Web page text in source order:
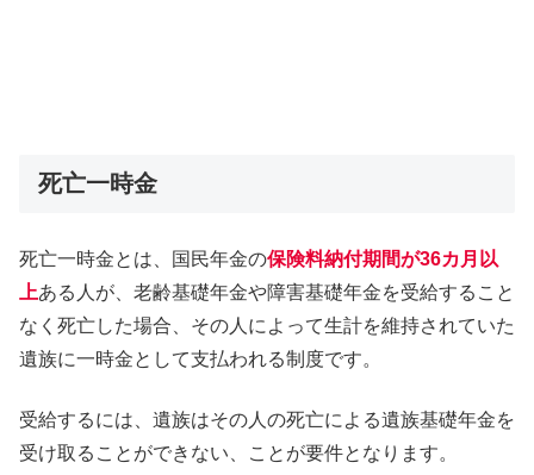
死亡一時金
死亡一時金とは、国民年金の保険料納付期間が36カ月以
上ある人が、老齢基礎年金や障害基礎年金を受給すること
なく死亡した場合、その人によって生計を維持されていた
遺族に一時金として支払われる制度です。
受給するには、遺族はその人の死亡による遺族基礎年金を
受け取ることができない、ことが要件となります。